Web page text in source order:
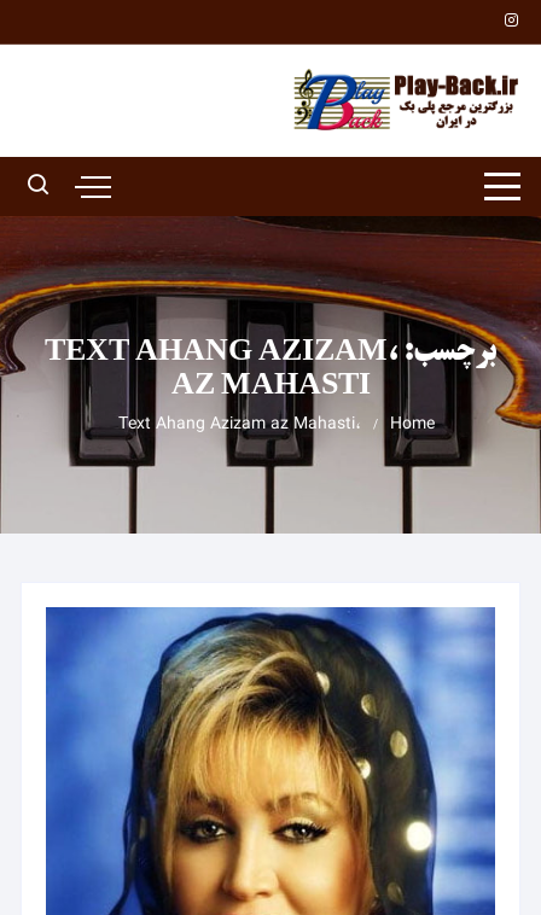
Skip
to
content
برچسب:
،TEXT AHANG AZIZAM
AZ MAHASTI
Home ،Text Ahang Azizam az Mahasti